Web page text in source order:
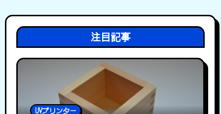
注目記事
UVプリンター